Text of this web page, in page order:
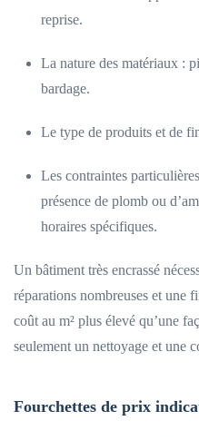
reprise.
La nature des matériaux :
bardage.
Le type de produits et de
Les contraintes
présence de plomb ou
horaires spécifiques.
Un bâtiment très encrassé
réparations nombreuses et une
coût au m² plus élevé qu’une
seulement un nettoyage et une
Fourchettes de prix